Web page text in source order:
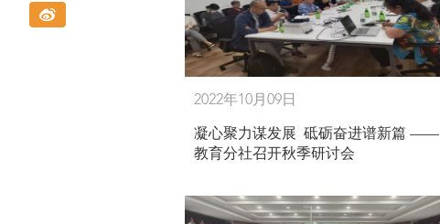
2022年10月09日
凝心聚力谋发展 砥砺奋进谱新篇 ——
教育分社召开秋季研讨会